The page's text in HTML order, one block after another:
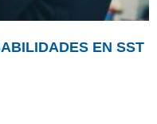
EN SST